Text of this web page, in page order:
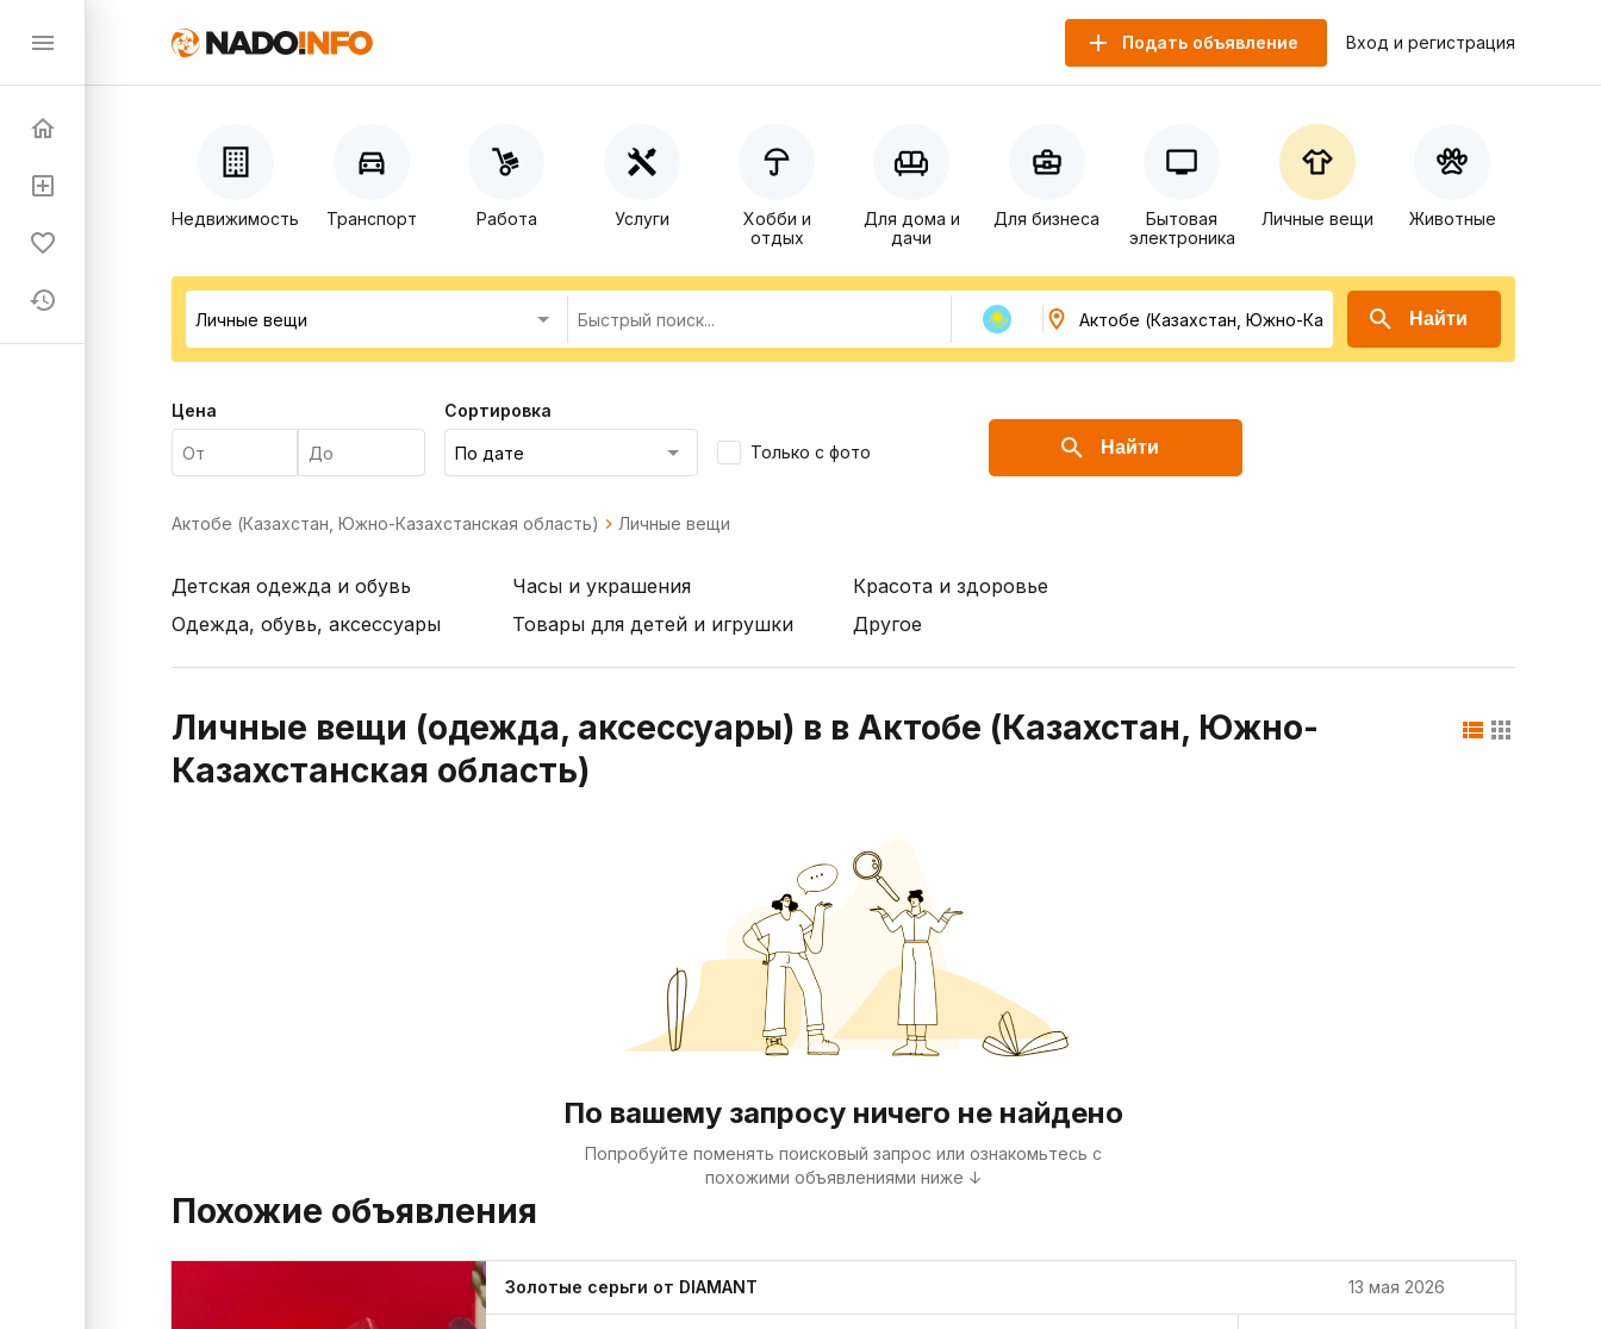
Подать объявление Вход и регистрация
Недвижимость Транспорт Работа Услуги
Хобби и
отдых
Для дома и
дачи
Для бизнеса
Бытовая
электроника
Личные вещи Животные
Найти
Цена Сортировка
Только с фото Найти
Актобе (Казахстан, Южно-Казахстанская область) Личные вещи
Детская одежда и обувь
Одежда, обувь, аксессуары
Часы и украшения
Товары для детей и игрушки
Красота и здоровье
Другое
Личные вещи (одежда, аксессуары) в в Актобе (Казахстан, Южно-
Казахстанская область)
По вашему запросу ничего не найдено
Попробуйте поменять поисковый запрос или ознакомьтесь с
похожими объявлениями ниже ↓
Похожие объявления
Золотые серьги от DIAMANT 13 мая 2026